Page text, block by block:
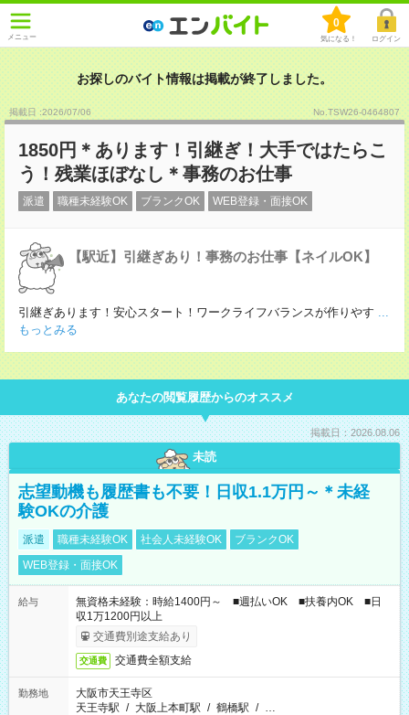
メニュー
0
気になる！ ログイン
お探しのバイト情報は掲載が終了しました。
掲載日 :2026/07/06 No.TSW26-0464807
1850円＊あります！引継ぎ！大手ではたらこ
う！残業ほぼなし＊事務のお仕事
派遣 職種未経験OK ブランクOK WEB登録・面接OK
【駅近】引継ぎあり！事務のお仕事【ネイルOK】
引継ぎあります！安心スタート！ワークライフバランスが作りやす ...
もっとみる
あなたの閲覧履歴からのオススメ
掲載日：2026.08.06
未読
志望動機も履歴書も不要！日収1.1万円～＊未経
験OKの介護
派遣 職種未経験OK 社会人未経験OK
ブランクOK
WEB登録・面接OK
給与
無資格未経験：時給1400円～ ■週払いOK ■扶養内OK ■日
収1万1200円以上
交通費別途支給あり
交通費 交通費全額支給
勤務地
大阪市天王寺区
天王寺駅 / 大阪上本町駅 / 鶴橋駅 / …